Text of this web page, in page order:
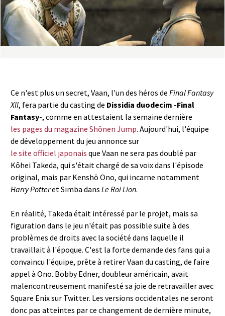
s
y
Ce n'est plus un secret, Vaan, l'un des héros de Final Fantasy
XII, fera partie du casting de Dissidia duodecim -Final
Fantasy-, comme en attestaient la semaine dernière
les pages du magazine Shônen Jump. Aujourd'hui, l'équipe
de développement du jeu annonce sur
le site officiel japonais que Vaan ne sera pas doublé par
Kôhei Takeda, qui s'était chargé de sa voix dans l'épisode
original, mais par Kenshō Ono, qui incarne notamment
Harry Potteret Simba dans Le Roi Lion.
En réalité, Takeda était intéressé par le projet, mais sa
figuration dans le jeu n'était pas possible suite à des
problèmes de droits avec la société dans laquelle il
travaillait à l'époque. C'est la forte demande des fans qui a
convaincu l'équipe, prête à retirer Vaan du casting, de faire
appel à Ono. Bobby Edner, doubleur américain, avait
malencontreusement manifesté sa joie de retravailler avec
Square Enix sur Twitter. Les versions occidentales ne seront
donc pas atteintes par ce changement de dernière minute,